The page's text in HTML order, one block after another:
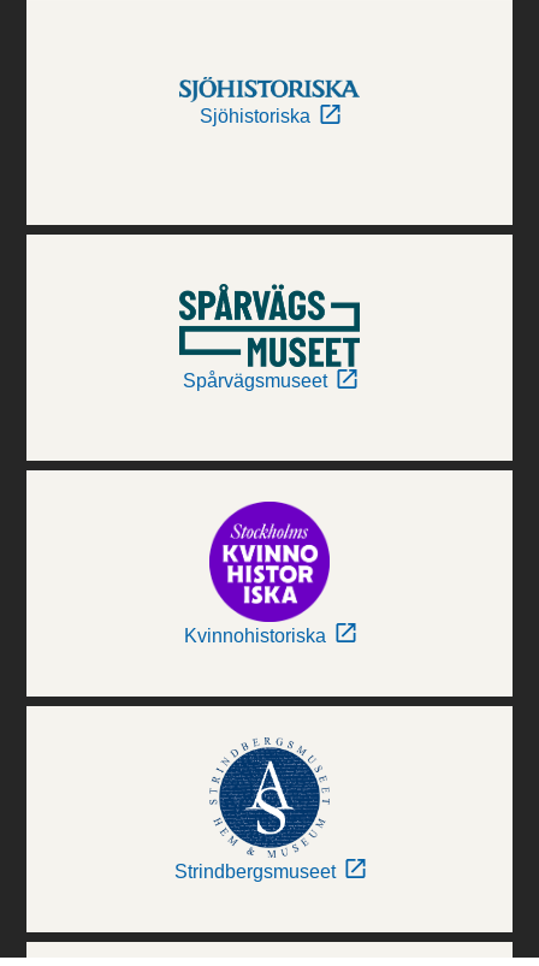
Sjöhistoriska
Spårvägsmuseet
Kvinnohistoriska
Strindbergsmuseet